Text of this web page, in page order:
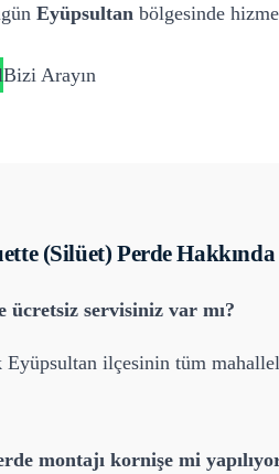
Eyüpsultan bölgesinde
Bizi Arayın
(Silüet) PerdeHakkında
ücretsiz servisiniz var mı?
Eyüpsultan ilçesinin tüm
montajı kornişe mi